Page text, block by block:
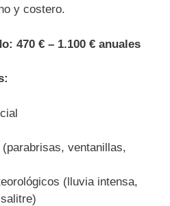
y costero.
470 € – 1.100 € anuales
ventanillas,
(lluvia intensa,